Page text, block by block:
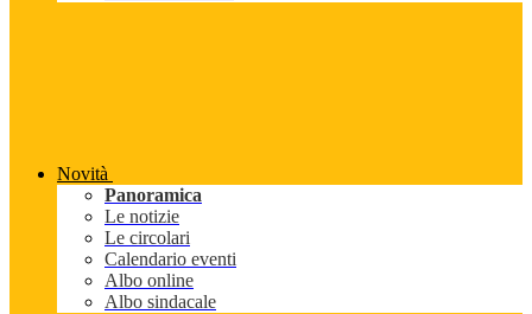
Novità
Panoramica
Le notizie
Le circolari
Calendario eventi
Albo online
Albo sindacale